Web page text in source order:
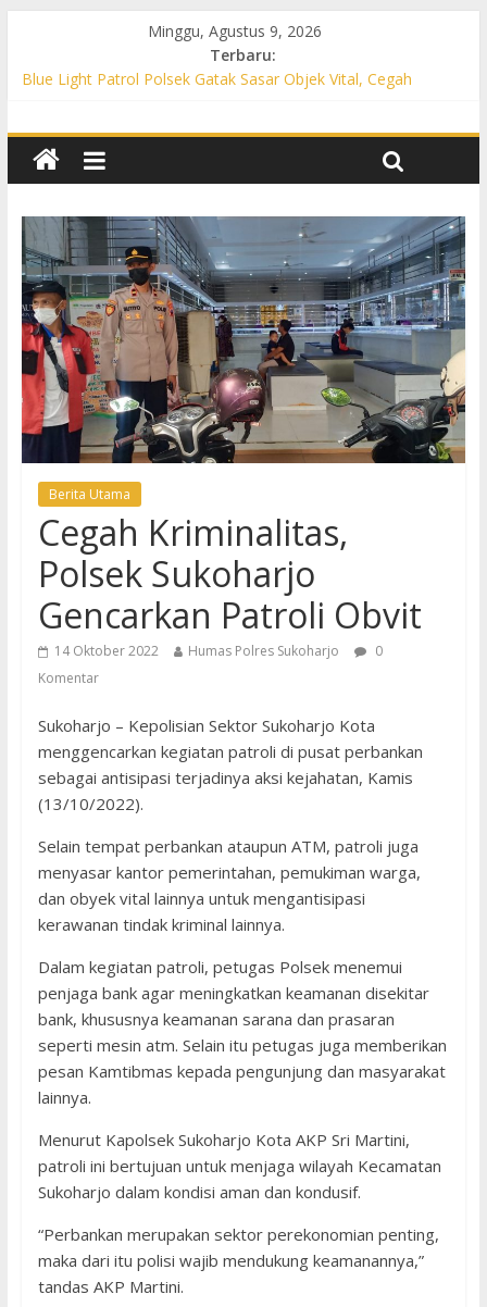
Minggu, Agustus 9, 2026
Terbaru:
Blue Light Patrol Polsek Gatak Sasar Objek Vital, Cegah
Permukiman, Antisipasi 3C dan Gangguan Kamtibmas
Patroli KRYD Polsek Baki Sisir Titik Rawan, Cegah 3C hingga
Patroli Blue Light Polsek Nguter Sasar Perbankan hingga
Permukiman, Antisipasi 3C dan Gangguan Kamtibmas
Blue Light Patrol Polsek Tawangsari Sisir Belasan Desa, Cegah
Kejahatan 3C dan Gangguan Kamtibmas
Berita Utama
Cegah Kriminalitas,
Polsek Sukoharjo
Gencarkan Patroli Obvit
14 Oktober 2022 Humas Polres Sukoharjo
0
Komentar
Sukoharjo – Kepolisian Sektor Sukoharjo Kota
menggencarkan kegiatan patroli di pusat perbankan
sebagai antisipasi terjadinya aksi kejahatan, Kamis
(13/10/2022).
Selain tempat perbankan ataupun ATM, patroli juga
menyasar kantor pemerintahan, pemukiman warga,
dan obyek vital lainnya untuk mengantisipasi
kerawanan tindak kriminal lainnya.
Dalam kegiatan patroli, petugas Polsek menemui
penjaga bank agar meningkatkan keamanan disekitar
bank, khususnya keamanan sarana dan prasaran
seperti mesin atm. Selain itu petugas juga memberikan
pesan Kamtibmas kepada pengunjung dan masyarakat
lainnya.
Menurut Kapolsek Sukoharjo Kota AKP Sri Martini,
patroli ini bertujuan untuk menjaga wilayah Kecamatan
Sukoharjo dalam kondisi aman dan kondusif.
“Perbankan merupakan sektor perekonomian penting,
maka dari itu polisi wajib mendukung keamanannya,”
tandas AKP Martini.